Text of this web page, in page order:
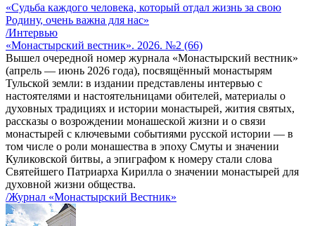
«Судьба каждого человека, который отдал жизнь за свою
Родину, очень важна для нас»
/Интервью
«Монастырский вестник». 2026. №2 (66)
Вышел очередной номер журнала «Монастырский вестник»
(апрель — июнь 2026 года), посвящённый монастырям
Тульской земли: в издании представлены интервью с
настоятелями и настоятельницами обителей, материалы о
духовных традициях и истории монастырей, жития святых,
рассказы о возрождении монашеской жизни и о связи
монастырей с ключевыми событиями русской истории — в
том числе о роли монашества в эпоху Смуты и значении
Куликовской битвы, а эпиграфом к номеру стали слова
Святейшего Патриарха Кирилла о значении монастырей для
духовной жизни общества.
/Журнал «Монастырский Вестник»